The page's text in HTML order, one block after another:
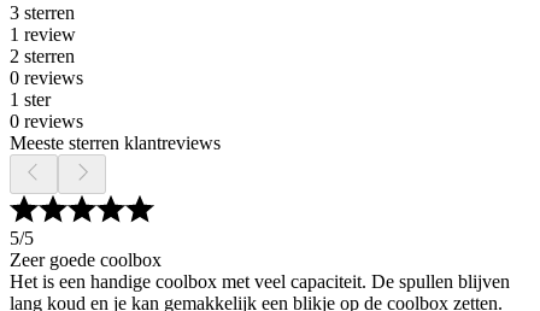
3 sterren
1 review
2 sterren
0 reviews
1 ster
0 reviews
Meeste sterren klantreviews
5/5
Zeer goede coolbox
Het is een handige coolbox met veel capaciteit. De spullen blijven
lang koud en je kan gemakkelijk een blikje op de coolbox zetten.